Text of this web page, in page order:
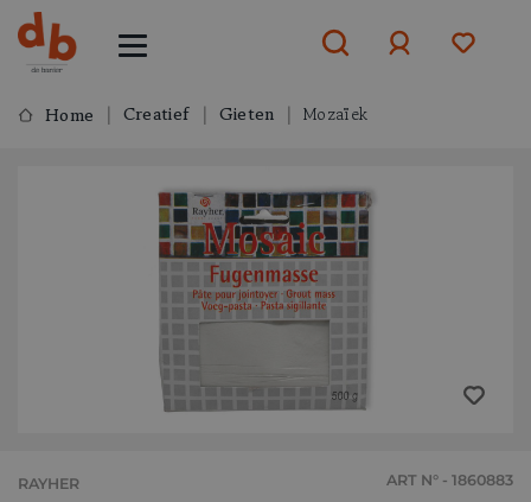
ofaanmelden
Home Creatief Gieten Mozaïek
RAYHER ART N° - 1860883